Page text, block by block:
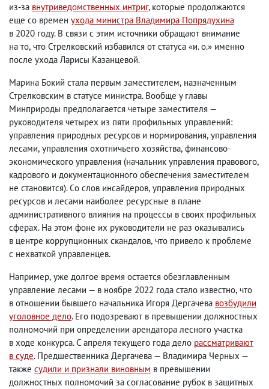
из-за внутриведомственных интриг, которые продолжаются
еще со времен ухода министра Владимира Попрядухина
в 2020 году. В связи с этим источники обращают внимание
на то, что Стрелковский избавился от статуса «и. о.» именно
после ухода Ларисы Казанцевой.
Марина Бокий стала первым заместителем, назначенным
Стрелковским в статусе министра. Вообще у главы
Минприроды предполагается четыре заместителя —
руководителя четырех из пяти профильных управлений:
управления природных ресурсов и нормирования, управления
лесами, управления охотничьего хозяйства, финансово-
экономического управления (начальник управления правового,
кадрового и документационного обеспечения заместителем
не становится). Со слов инсайдеров, управления природных
ресурсов и лесами наиболее ресурсные в плане
административного влияния на процессы в своих профильных
сферах. На этом фоне их руководители не раз оказывались
в центре коррупционных скандалов, что привело к проблеме
с нехваткой управленцев.
Например, уже долгое время остается обезглавленным
управление лесами — в ноябре 2022 года стало известно, что
в отношении бывшего начальника Игоря Дергачева возбудили
уголовное дело. Его подозревают в превышении должностных
полномочий при определении арендатора лесного участка
в ходе конкурса. С апреля текущего года дело рассматривают
в суде. Предшественника Дергачева — Владимира Черных —
также судили и признали виновным в превышении
должностных полномочий за согласование рубок в защитных